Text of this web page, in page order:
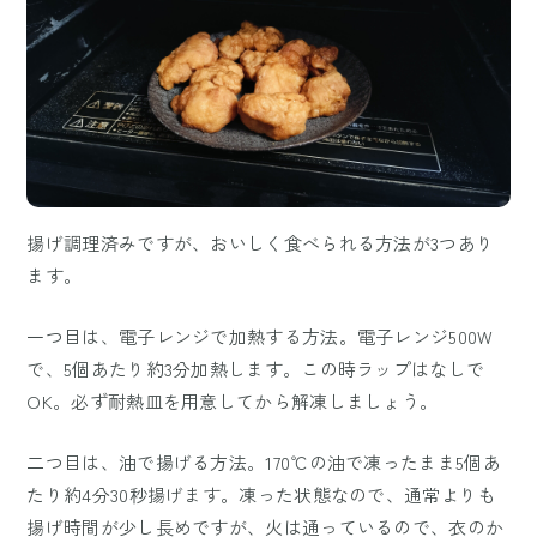
揚げ調理済みですが、おいしく食べられる方法が3つあり
ます。
一つ目は、電子レンジで加熱する方法。電子レンジ500W
で、5個あたり約3分加熱します。この時ラップはなしで
OK。必ず耐熱皿を用意してから解凍しましょう。
二つ目は、油で揚げる方法。170℃の油で凍ったまま5個あ
たり約4分30秒揚げます。凍った状態なので、通常よりも
揚げ時間が少し長めですが、火は通っているので、衣のか